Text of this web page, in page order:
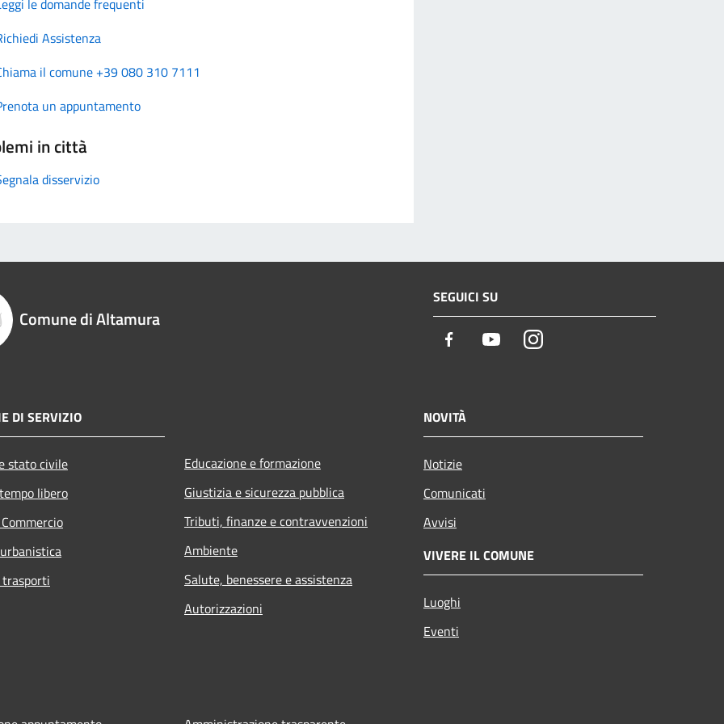
Assistenza
il comune +39 080 310 7111
un appuntamento
in città
disservizio
Comune di Altamura
SEGUICI SU
Facebook YoutubeInstagram
DI SERVIZIO
stato civile
libero
Educazione e formazione
Giustizia e sicurezza pubblica
Tributi, finanze e contravvenzioni
Ambiente
Salute, benessere e assistenza
Autorizzazioni
NOVITÀ
Notizie
Comunicati
Avvisi
VIVERE IL COMUNE
Luoghi
Eventi